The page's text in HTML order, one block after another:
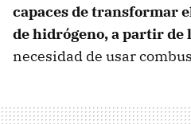
capaces de transformar
de hidrógeno, a partir de
necesidad de usar